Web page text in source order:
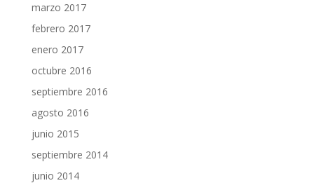
marzo 2017
febrero 2017
enero 2017
octubre 2016
septiembre 2016
agosto 2016
junio 2015
septiembre 2014
junio 2014